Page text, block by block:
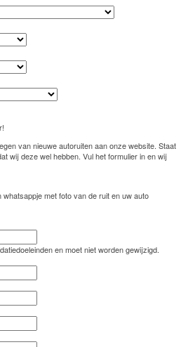
van nieuwe autoruiten aan onze website. Staat
wij deze wel hebben. Vul het formulier in en wij
met foto van de ruit en uw auto
en moet niet worden gewijzigd.